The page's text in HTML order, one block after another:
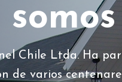
Chile Ltda. Ha
de varios